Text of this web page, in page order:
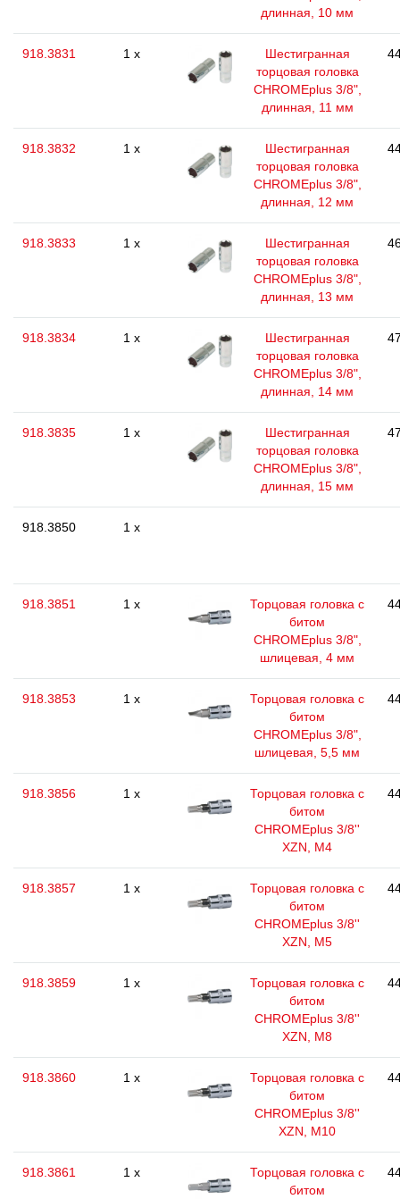
длинная, 10 мм
918.3831 1 x
Шестигранная
торцовая головка
CHROMEplus 3/8",
длинная, 11 мм
918.3832 1 x
Шестигранная
торцовая головка
CHROMEplus 3/8",
длинная, 12 мм
918.3833 1 x
Шестигранная
торцовая головка
CHROMEplus 3/8",
длинная, 13 мм
918.3834 1 x
Шестигранная
торцовая головка
CHROMEplus 3/8",
длинная, 14 мм
918.3835 1 x
Шестигранная
торцовая головка
CHROMEplus 3/8",
длинная, 15 мм
918.3850 1 x
918.3851 1 x
Торцовая головка с
битом
CHROMEplus 3/8",
шлицевая, 4 мм
918.3853 1 x
Торцовая головка с
битом
CHROMEplus 3/8",
шлицевая, 5,5 мм
918.3856 1 x
Торцовая головка с
битом
CHROMEplus 3/8''
XZN, M4
918.3857 1 x
Торцовая головка с
битом
CHROMEplus 3/8''
XZN, M5
918.3859 1 x
Торцовая головка с
битом
CHROMEplus 3/8''
XZN, M8
918.3860 1 x
Торцовая головка с
битом
CHROMEplus 3/8''
XZN, M10
918.3861 1 x
Торцовая головка с
битом